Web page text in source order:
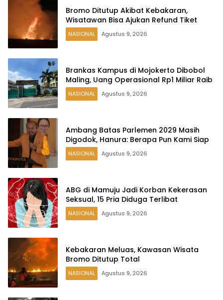
Bromo Ditutup Akibat Kebakaran,
Wisatawan Bisa Ajukan Refund Tiket
NASIONAL Agustus 9, 2026
Brankas Kampus di Mojokerto Dibobol
Maling, Uang Operasional Rp1 Miliar Raib
NASIONAL Agustus 9, 2026
Ambang Batas Parlemen 2029 Masih
Digodok, Hanura: Berapa Pun Kami Siap
NASIONAL Agustus 9, 2026
ABG di Mamuju Jadi Korban Kekerasan
Seksual, 15 Pria Diduga Terlibat
NASIONAL Agustus 9, 2026
Kebakaran Meluas, Kawasan Wisata
Bromo Ditutup Total
NASIONAL Agustus 9, 2026